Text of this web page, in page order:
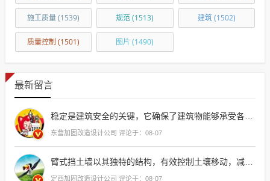
施工质量(1539) 规范(1513) 建筑(1502)
质量控制 (1501) 图片 (1490)
最新留言
东营加固改造设计公司 评论于：08-07
定西加固改造设计公司 评论于：08-07